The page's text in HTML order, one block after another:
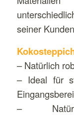
seiner
– Natürlich
– Ideal für
–